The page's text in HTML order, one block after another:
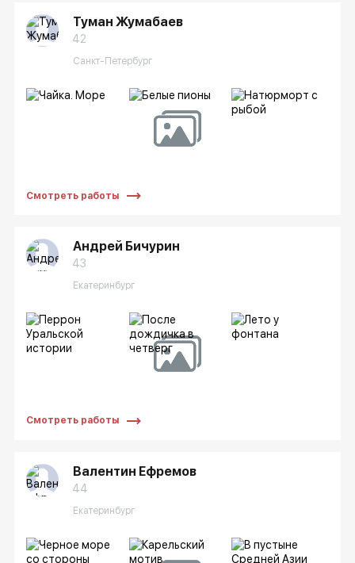
Туман Жумабаев
42
Санкт-Петербург
Смотреть работы
Андрей Бичурин
43
Екатеринбург
Смотреть работы
Валентин Ефремов
44
Екатеринбург